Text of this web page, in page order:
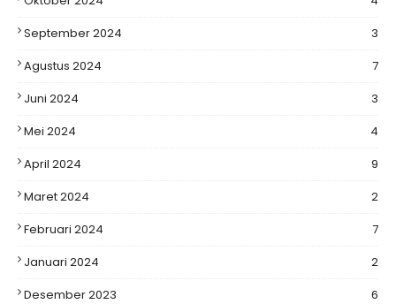
September 2024
3
Agustus 2024
7
Juni 2024
3
Mei 2024
4
April 2024
9
Maret 2024
2
Februari 2024
7
Januari 2024
2
Desember 2023
6